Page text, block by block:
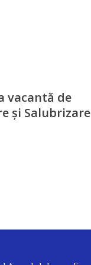
vacantă de
și Salubrizare